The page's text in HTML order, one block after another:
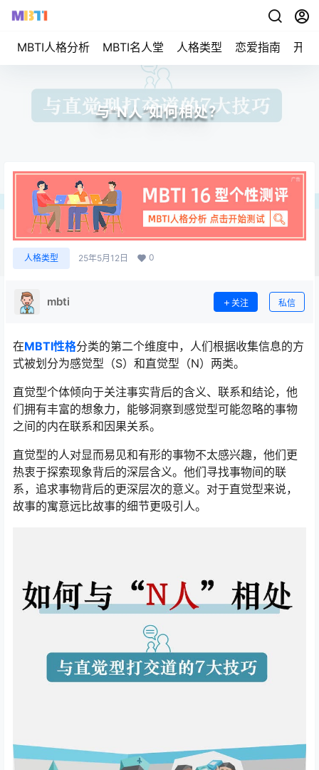
MBTI人格分析 MBTI名人堂 人格类型 恋爱指南 开始
与“N人”如何相处？
人格类型 25年5月12日 0
mbti 关注 私信
在MBTI性格分类的第二个维度中，人们根据收集信息的方
式被划分为感觉型（S）和直觉型（N）两类。
直觉型个体倾向于关注事实背后的含义、联系和结论，他
们拥有丰富的想象力，能够洞察到感觉型可能忽略的事物
之间的内在联系和因果关系。
直觉型的人对显而易见和有形的事物不太感兴趣，他们更
热衷于探索现象背后的深层含义。他们寻找事物间的联
系，追求事物背后的更深层次的意义。对于直觉型来说，
故事的寓意远比故事的细节更吸引人。